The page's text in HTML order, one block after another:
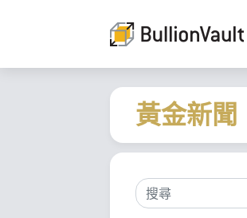
黃金新聞
搜尋